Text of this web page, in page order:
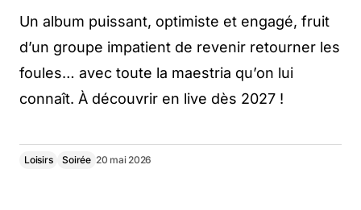
Un album puissant, optimiste et engagé, fruit
d’un groupe impatient de revenir retourner les
foules… avec toute la maestria qu’on lui
connaît. À découvrir en live dès 2027 !
Loisirs Soirée 20 mai 2026